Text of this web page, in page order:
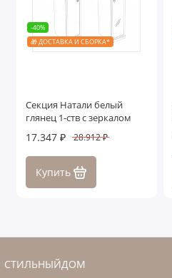
-40%
🎁 ДОСТАВКА И СБОРКА*
Секция Натали белый
глянец 1-ств с зеркалом
17.347 ₽ 28.912 ₽
Купить
СТИЛЬНЫЙДОМ